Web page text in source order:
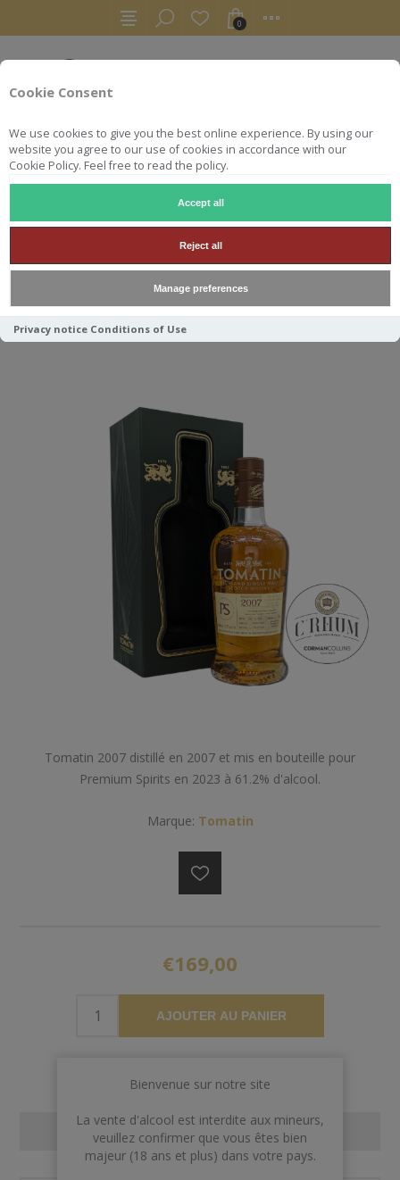
Cookie Consent
We use cookies to give you the best online experience. By using our
website you agree to our use of cookies in accordance with our
Cookie Policy. Feel free to read the policy.
Accept all
Reject all
Manage preferences
Privacy notice Conditions of Use
0
TOMATIN 2007 FOR
PREMIUM SPIRITS 70CL 61.2°
Tomatin 2007 distillé en 2007 et mis en bouteille pour
Premium Spirits en 2023 à 61.2% d'alcool.
Marque: Tomatin
€169,00
AJOUTER AU PANIER
CONTACT US
Bienvenue sur notre site
La vente d'alcool est interdite aux mineurs,
veuillez confirmer que vous êtes bien
majeur (18 ans et plus) dans votre pays.